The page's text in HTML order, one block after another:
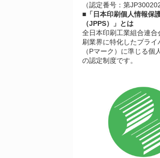
（認定番号：第
■「日本印刷個人情報保
（JPPS）」とは
全日本印刷工業組合連合
刷業界に特化したプライ
（Pマーク）に準じる個
の認定制度です。